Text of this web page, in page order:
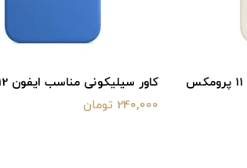
کاور سیلیکونی مناسب ایفون 12
240,000 تومان